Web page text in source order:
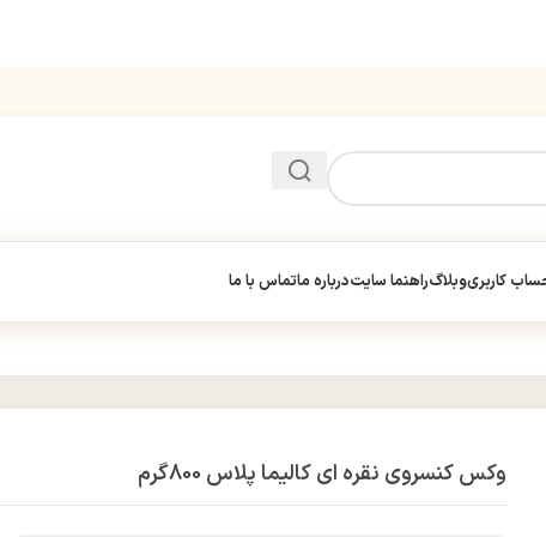
کاربریوبلاگراهنما سایتدرباره ماتماس با ما
وکس کنسروی نقره ای کالیما پلاس 800گرم